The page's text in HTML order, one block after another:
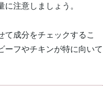
に注意しましょう。
て成分をチェックするこ
ーフやチキンが特に向いて